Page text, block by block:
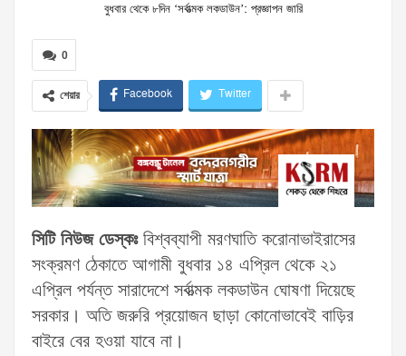
বুধবার থেকে ৮দিন ‘সর্বাত্মক লকডাউন’: প্রজ্ঞাপন জারি
0
শেয়ার Facebook Twitter
সিটি নিউজ ডেস্কঃবিশ্বব্যাপী মরণঘাতি করোনাভাইরাসের
সংক্রমণ ঠেকাতে আগামী বুধবার ১৪ এপ্রিল থেকে ২১
এপ্রিল পর্যন্ত সারাদেশে সর্বাত্মক লকডাউন ঘোষণা দিয়েছে
সরকার। অতি জরুরি প্রয়োজন ছাড়া কোনোভাবেই বাড়ির
বাইরে বের হওয়া যাবে না।